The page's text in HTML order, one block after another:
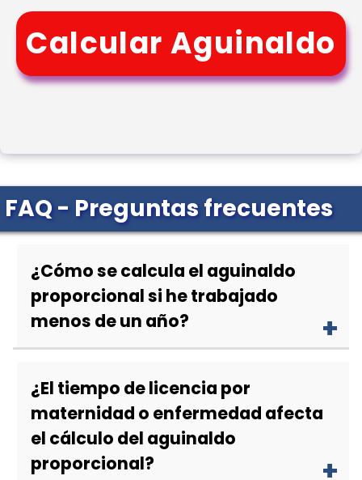
Calcular Aguinaldo
FAQ - Preguntas frecuentes
¿Cómo se calcula el aguinaldo
proporcional si he trabajado
menos de un año?
¿El tiempo de licencia por
maternidad o enfermedad afecta
el cálculo del aguinaldo
proporcional?